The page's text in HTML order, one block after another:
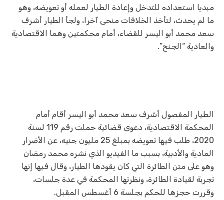
مبديا استعداده للتدخل وإعادة الطيار لعمله أو تعويضه، وهو
ما لم يحدث، لتأخذ الخلافات منحى آخرا، ولجأ الطيار أشرف
سعد محمد أبو اليسر للقضاء، أمام محكمتين وهما الاقتصادية
والعادية “الجنح”.
الطيار المفصول أشرف سعد محمد أبو اليسر أقام أمام
المحكمة الاقتصادية، دعوى قضائية حملت رقم 119 لسنة
2020، طلب فيها تعويضه بمبلغ 25 مليون جنيه، عن الأضرار
المادية والأدبية، بسبب ما الفيديو الذي نشره محمد رمضان
وهو على متن الطائرة التي كان يقودها الطيار، وقال فيها إنها
تجربة لقيادة الطائرة، ونظرتها المحكمة في عدة جلسات،
وقررت حجزها للحكم بجلسة 6 أغسطس المقبل.